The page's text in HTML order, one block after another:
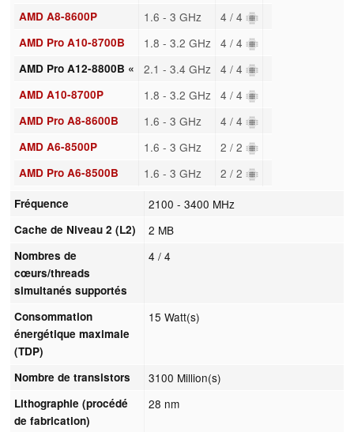
AMD A8-8600P 1.6 - 3 GHz 4 / 4
AMD Pro A10-8700B 1.8 - 3.2 GHz 4 / 4
AMD Pro A12-8800B « 2.1 - 3.4 GHz 4 / 4
AMD A10-8700P 1.8 - 3.2 GHz 4 / 4
AMD Pro A8-8600B 1.6 - 3 GHz 4 / 4
AMD A6-8500P 1.6 - 3 GHz 2 / 2
AMD Pro A6-8500B 1.6 - 3 GHz 2 / 2
Fréquence 2100 - 3400 MHz
Cache de Niveau 2 (L2) 2 MB
Nombres de
cœurs/threads
simultanés supportés
4 / 4
Consommation
énergétique maximale
(TDP)
15 Watt(s)
Nombre de transistors 3100 Million(s)
Lithographie (procédé
de fabrication)
28 nm